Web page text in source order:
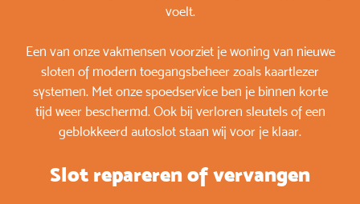
voelt.
Een van onze vakmensen voorziet je woning van nieuwe
sloten of modern toegangsbeheer zoals kaartlezer
systemen. Met onze spoedservice ben je binnen korte
tijd weer beschermd. Ook bij verloren sleutels of een
geblokkeerd autoslot staan wij voor je klaar.
Slot repareren of vervangen